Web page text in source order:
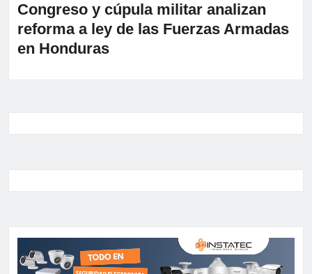
Congreso y cúpula militar analizan
reforma a ley de las Fuerzas Armadas
en Honduras